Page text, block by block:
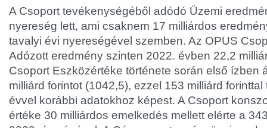
A Csoport tevékenységéből adódó Üzemi
nyereség lett, ami csaknem 17 milliárdos
tavalyi évi nyereségével szemben. Az OPUS
Adózott eredmény szinten 2022. évben 22,2
Csoport Eszközértéke története során első ízben
milliárd forintot (1042,5), ezzel 153 milliárd
évvel korábbi adatokhoz képest. A Csoport
értéke 30 milliárdos emelkedés mellett elérte a